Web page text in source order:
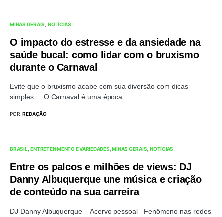
MINAS GERAIS NOTÍCIAS
O impacto do estresse e da ansiedade na
saúde bucal: como lidar com o bruxismo
durante o Carnaval
Evite que o bruxismo acabe com sua diversão com dicas
simples O Carnaval é uma época…
POR REDAÇÃO
BRASIL ENTRETENIMENTO E VARIEDADES MINAS GERAIS NOTÍCIAS
Entre os palcos e milhões de views: DJ
Danny Albuquerque une música e criação
de conteúdo na sua carreira
DJ Danny Albuquerque – Acervo pessoal Fenômeno nas redes